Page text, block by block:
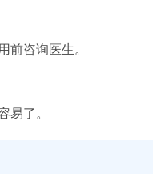
前咨询医生。
易了。